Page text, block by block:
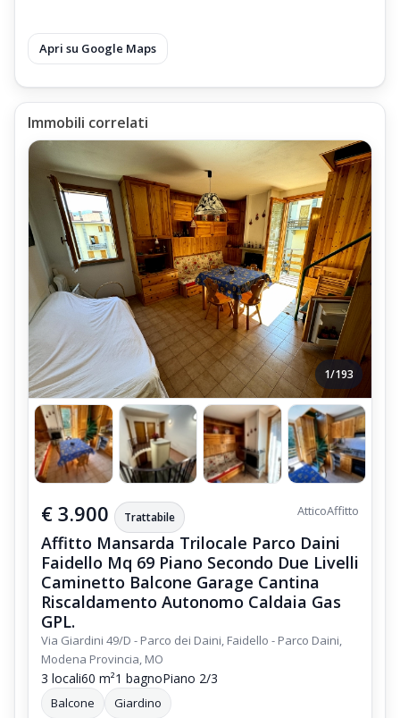
Apri su Google Maps
Immobili correlati
1/193
€ 3.900 Trattabile AtticoAffitto
Affitto Mansarda Trilocale Parco Daini
Faidello Mq 69 Piano Secondo Due Livelli
Caminetto Balcone Garage Cantina
Riscaldamento Autonomo Caldaia Gas
GPL.
Via Giardini 49/D - Parco dei Daini, Faidello - Parco Daini,
Modena Provincia, MO
3 locali60 m²1 bagnoPiano 2/3
Balcone Giardino